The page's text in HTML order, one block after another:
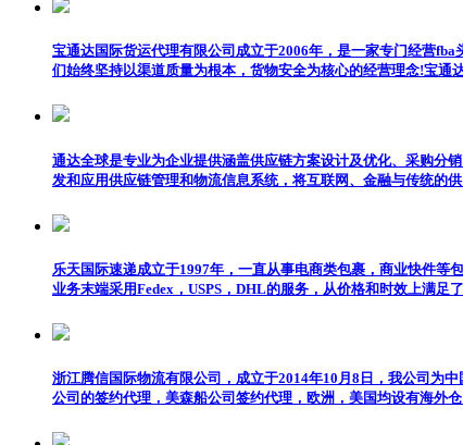
宝通达国际货运代理有限公司成立于2006年，是一家专门经营
们始终坚持以渠道质量为根本，货物安全为核心的经营理念!宝通
通达全球是专业为企业提供涵盖供应链方案设计及优化、采购分
发和应用供应链管理和物流信息系统，将互联网、金融与传统的
乐天国际速递成立于1997年，一直从事电商类包裹，商业快件等
业务末端采用Fedex，USPS，DHL的服务，从价格和时效上满足
浙江腾信国际物流有限公司，成立于2014年10月8日，我公司为
公司的签约代理，美森船公司签约代理，欧洲，美国均设有海外